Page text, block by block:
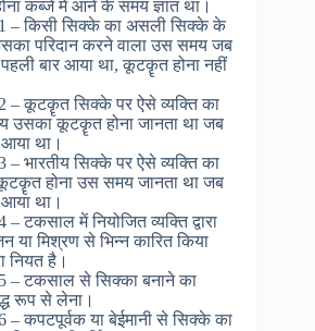
कब्जे में आने के समय ज्ञात था।
– किसी सिक्के का असली सिक्के के
परिदान करने वाला उस समय जब
बार आया था, कूटकॄत होना नहीं
– कूटकॄत सिक्के पर ऐसे व्यक्ति का
उसका कूटकॄत होना जानता था जब
था।
– भारतीय सिक्के पर ऐसे व्यक्ति का
होना उस समय जानता था जब
था।
– टकसाल में नियोजित व्यक्ति द्वारा
या मिश्रण से भिन्न कारित किया
नियत है।
– टकसाल से सिक्का बनाने का
रूप से लेना।
– कपटपूर्वक या बेईमानी से सिक्के का